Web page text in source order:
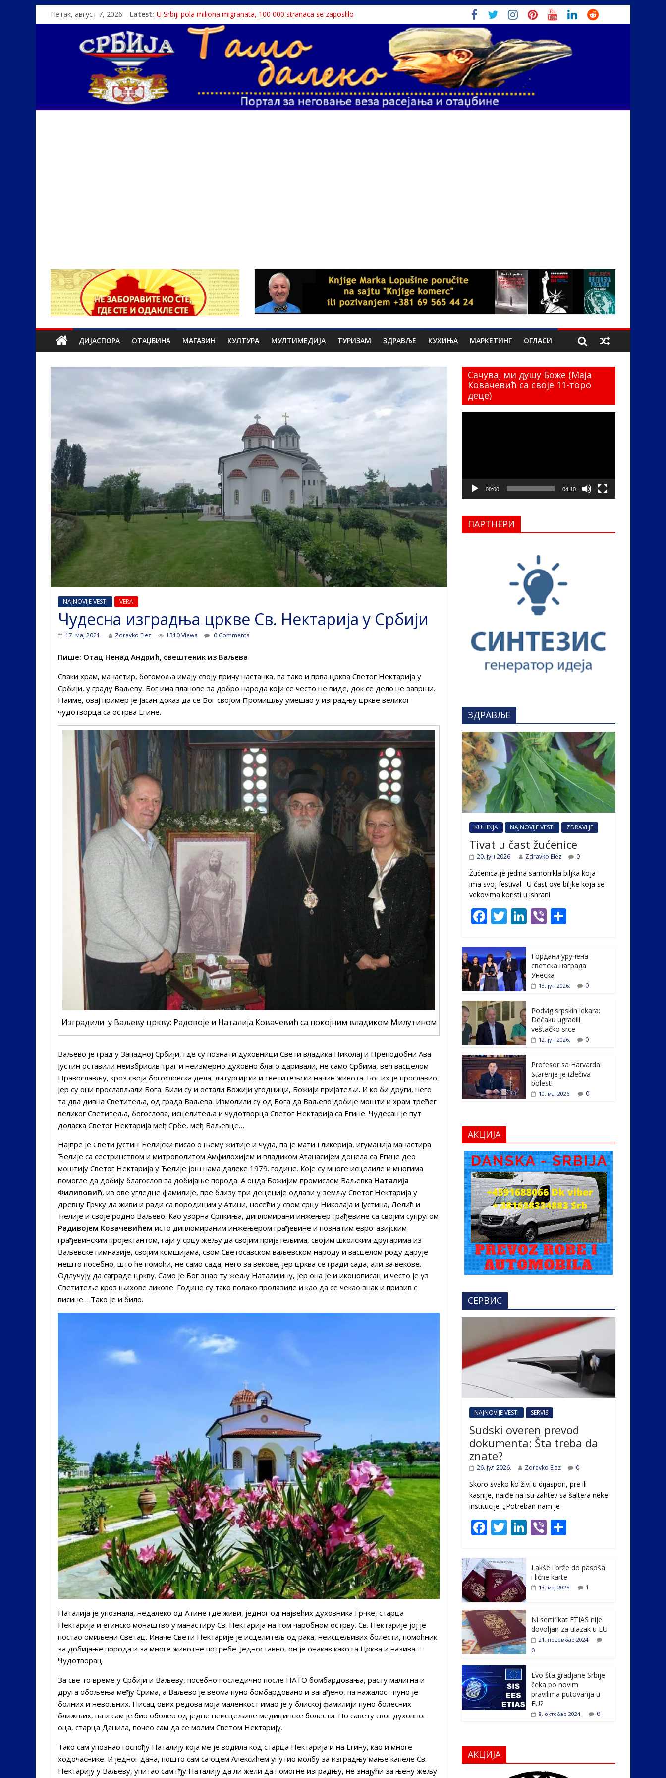
Петак, август 7, 2026 Latest: U Srbiji pola miliona migranata, 100 000 stranaca se zaposlilo
Како је „Господар књига“ проглашен народним непријатељем
Čije je pravo na istinu o Nikoli Tesli?
Srbin zaspao na Dunavu, reka ga odnela u Rumuniju
Politika i seks glavne teme srpskih medija
ДИЈАСПОРА ОТАЏБИНА МАГАЗИН КУЛТУРА МУЛТИМЕДИЈА ТУРИЗАМ ЗДРАВЉЕ КУХИЊА МАРКЕТИНГ ОГЛАСИ
NAJNOVIJE VESTI VERA
Чудесна изградња цркве Св. Нектарија у Србији
17. мај 2021. Zdravko Elez 1310 Views 0 Comments
Пише: Отац Ненад Андрић, свештеник из Ваљева
Сваки храм, манастир, богомоља имају своју причу настанка, па тако и прва црква Светог Нектарија у
Србији, у граду Ваљеву. Бог има планове за добро народа који се често не виде, док се дело не заврши.
Наиме, овај пример је јасан доказ да се Бог својом Промишљу умешао у изградњу цркве великог
чудотворца са острва Егине.
Изградили у Ваљеву цркву: Радовоје и Наталија Ковачевић са покојним владиком Милутином
Ваљево је град у Западној Србији, где су познати духовници Свети владика Николај и Преподобни Ава
Јустин оставили неизбрисив траг и неизмерно духовно благо даривали, не само Србима, већ васцелом
Православљу, кроз своја богословска дела, литургијски и светитељски начин живота. Бог их је прославио,
јер су они прослављали Бога. Били су и остали Божији угодници, Божији пријатељи. И ко би други, него
та два дивна Светитеља, од града Ваљева. Измолили су од Бога да Ваљево добије мошти и храм трећег
великог Светитеља, богослова, исцелитеља и чудотворца Светог Нектарија са Егине. Чудесан је пут
доласка Светог Нектарија међ Србе, међ Ваљевце…
Најпре је Свети Јустин Ћелијски писао о њему житије и чуда, па је мати Гликерија, игуманија манастира
Ћелије са сестринством и митрополитом Амфилохијем и владиком Атанасијем донела са Егине део
моштију Светог Нектарија у Ћелије још нама далеке 1979. године. Које су многе исцелиле и многима
помогле да добију благослов за добијање порода. А онда Божијим промислом Ваљевка Наталија
Филиповић, из ове угледне фамилије, пре близу три деценије одлази у земљу Светог Нектарија у
древну Грчку да живи и ради са породицим у Атини, носећи у свом срцу Николаја и Јустина, Лелић и
Ћелије и своје родно Ваљево. Као узорна Српкиња, дипломирани инжењер грађевине са својим супругом
Радивојем Ковачевићем исто дипломираним инжењером грађевине и познатим евро-азијским
грађевинским пројектантом, гаји у срцу жељу да својим пријатељима, својим школским другарима из
Ваљевске гимназије, својим комшијама, свом Светосавском ваљевском народу и васцелом роду дарује
нешто посебно, што ће помоћи, не само сада, него за векове, јер црква се гради сада, али за векове.
Одлучују да саграде цркву. Само је Бог знао ту жељу Наталијину, јер она је и иконописац и често је уз
Светитеље кроз њихове ликове. Године су тако полако пролазиле и као да се чекао знак и призив с
висине… Тако је и било.
Наталија је упознала, недалеко од Атине где живи, једног од највећих духовника Грчке, старца
Нектарија и егинско монаштво у манастиру Св. Нектарија на том чаробном острву. Св. Нектарије јој је
постао омиљени Светац. Иначе Свети Нектарије је исцелитељ од рака, неисцељивих болести, помоћник
за добијање порода и за многе животне потребе. Једноставно, он је онакав како га Црква и назива –
Чудотворац.
За све то време у Србији и Ваљеву, посебно последично после НАТО бомбардовања, расту малигна и
друга обољења међу Срима, а Ваљево је веома пуно бомбардовано и загађено, па нажалост пуно је
болних и невољних. Писац ових редова моја маленкост имао је у блиској фамилији пуно болесних
ближњих, па и сам је био оболео од једне неисцељиве медицинске болести. По савету свог духовног
оца, старца Данила, почео сам да се молим Светом Нектарију.
Тако сам упознао госпођу Наталију која ме је водила код старца Нектарија и на Егину, као и многе
ходочаснике. И једног дана, пошто сам са оцем Алексићем упутио молбу за изградњу мање капеле Св.
Нектарију у Ваљеву, упитао сам гђу Наталију да ли жели да помогне изградњу, не знајући за њену жељу
Сачувај ми душу Боже (Маја
Ковачевић са своје 11-торо
деце)
00:00 04:10
ПАРТНЕРИ
ЗДРАВЉЕ
KUHINJA NAJNOVIJE VESTI ZDRAVLJE
Tivat u čast žućenice
20. јун 2026. Zdravko Elez 0
Žućenica je jedina samonikla biljka koja
ima svoj festival . U čast ovе biljke koja se
vekovima koristi u ishrani
F
e
b
o
o
k
T
itt
er
Li
e
dI
n
Vi
e
Гордани уручена
светска награда
Унеска
13. јун 2026. 0
Podvig srpskih lekara:
Dečaku ugradili
veštačko srce
12. јун 2026. 0
Profesor sa Harvarda:
Starenje je izlečiva
bolest!
10. мај 2026. 0
АКЦИЈА
СЕРВИС
NAJNOVIJE VESTI SERVIS
Sudski overen prevod
dokumenta: Šta treba da
znate?
26. јул 2026. Zdravko Elez 0
Skoro svako ko živi u dijaspori, pre ili
kasnije, naiđe na isti zahtev sa šaltera neke
institucije: „Potreban nam je
F
e
b
o
o
k
T
itt
er
Li
e
dI
Vi
er ar
e
Lakše i brže do pasoša
i lične karte
13. мај 2025. 1
Ni sertifikat ETIAS nije
dovoljan za ulazak u EU
21. новембар 2024.
0
Evo šta gradjane Srbije
čeka po novim
pravilima putovanja u
EU?
8. октобар 2024. 0
АКЦИЈА